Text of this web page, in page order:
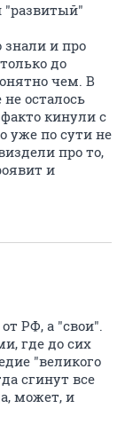
"развитый"
знали и про
до
чем. В
осталось
кинули с
уже по сути не
про то,
и
РФ, а "свои".
где до сих
"великого
сгинут все
может, и